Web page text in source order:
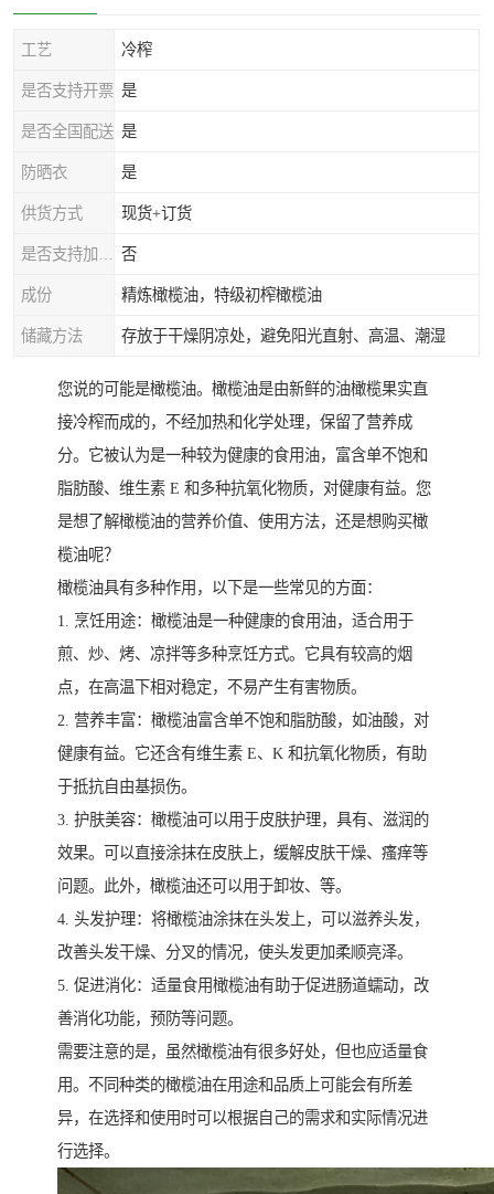
工艺 冷榨
是否支持开票 是
是否全国配送 是
防晒衣 是
供货方式 现货+订货
否
成份 精炼橄榄油，特级初榨橄榄油
储藏方法 存放于干燥阴凉处，避免阳光直射、高温、潮湿
您说的可能是橄榄油。橄榄油是由新鲜的油橄榄果实直
接冷榨而成的，不经加热和化学处理，保留了营养成
分。它被认为是一种较为健康的食用油，富含单不饱和
脂肪酸、维生素 E 和多种抗氧化物质，对健康有益。您
是想了解橄榄油的营养价值、使用方法，还是想购买橄
榄油呢？
橄榄油具有多种作用，以下是一些常见的方面：
1. 烹饪用途：橄榄油是一种健康的食用油，适合用于
煎、炒、烤、凉拌等多种烹饪方式。它具有较高的烟
点，在高温下相对稳定，不易产生有害物质。
2. 营养丰富：橄榄油富含单不饱和脂肪酸，如油酸，对
健康有益。它还含有维生素 E、K 和抗氧化物质，有助
于抵抗自由基损伤。
3. 护肤美容：橄榄油可以用于皮肤护理，具有、滋润的
效果。可以直接涂抹在皮肤上，缓解皮肤干燥、瘙痒等
问题。此外，橄榄油还可以用于卸妆、等。
4. 头发护理：将橄榄油涂抹在头发上，可以滋养头发，
改善头发干燥、分叉的情况，使头发更加柔顺亮泽。
5. 促进消化：适量食用橄榄油有助于促进肠道蠕动，改
善消化功能，预防等问题。
需要注意的是，虽然橄榄油有很多好处，但也应适量食
用。不同种类的橄榄油在用途和品质上可能会有所差
异，在选择和使用时可以根据自己的需求和实际情况进
行选择。